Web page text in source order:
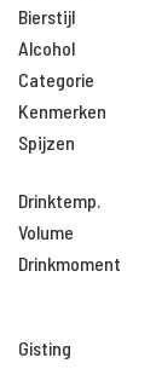
Bierstijl
Alcohol
Categorie
Kenmerken
Spijzen
Drinktemp.
Volume
Drinkmoment
Gisting